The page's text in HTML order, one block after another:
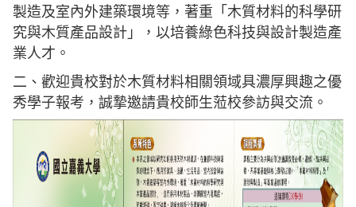
製造及室內外建築環境等，著重「木質材料的科學研
究與木質產品設計」，以培養綠色科技與設計製造產
業人才。
二、歡迎貴校對於木質材料相關領域具濃厚興趣之優
秀學子報考，誠摯邀請貴校師生蒞校參訪與交流。